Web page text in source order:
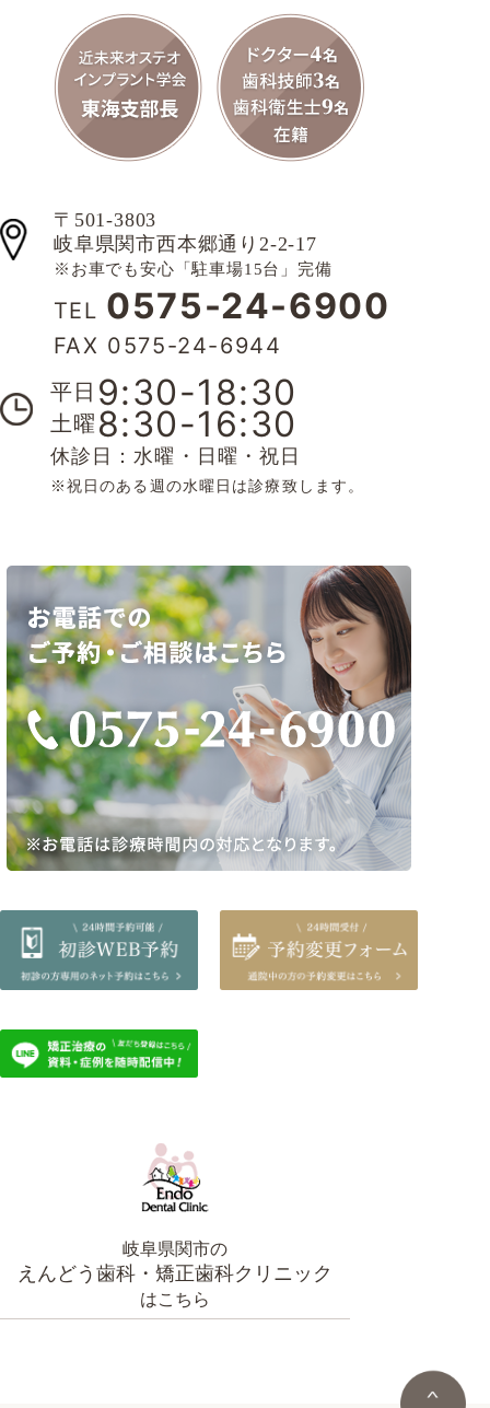
〒501-3803
岐阜県関市西本郷通り2-2-17
※お車でも安心「駐車場15台」完備
TEL 0575-24-6900
FAX 0575-24-6944
平日 9:30-18:30
土曜 8:30-16:30
休診日：水曜・日曜・祝日
※祝日のある週の水曜日は診療致します。
岐阜県関市の
えんどう歯科・矯正歯科クリニック
はこちら